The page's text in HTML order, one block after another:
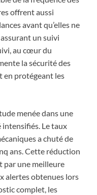
offrent aussi
avant qu’elles ne
un suivi
au cœur du
la sécurité des
en protégeant les
menée dans une
Le taux
a chuté de
ans. Cette réduction
par une meilleure
alertes obtenues lors
complet, les